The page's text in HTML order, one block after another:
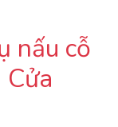
nấu cỗ